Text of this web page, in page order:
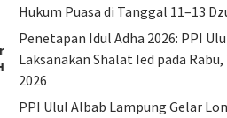
Seleksi Santri Baru
Gelombang 1 PPI Ulul Albab
Lampung TA 2026/2027
Hukum Puasa di Tanggal 11–13
Penetapan Idul Adha 2026: PPI
Laksanakan Shalat Ied pada Rabu,
2026
PPI Ulul Albab Lampung Gelar